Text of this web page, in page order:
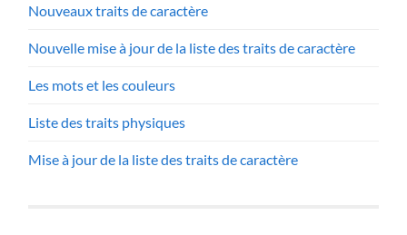
Nouveaux traits de caractère
Nouvelle mise à jour de la liste des traits de caractère
Les mots et les couleurs
Liste des traits physiques
Mise à jour de la liste des traits de caractère